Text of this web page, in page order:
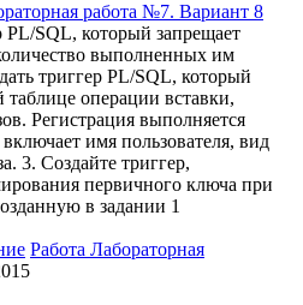
работа №7. Вариант 8
PL/SQL, который запрещает
выполненных им
триггер PL/SQL, который
операции вставки,
Регистрация выполняется
имя пользователя, вид
3. Создайте триггер,
первичного ключа при
в задании 1
Работа Лабораторная